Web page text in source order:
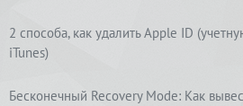
2 способа, как удалить Apple ID
iTunes)
Бесконечный Recovery Mode: Как